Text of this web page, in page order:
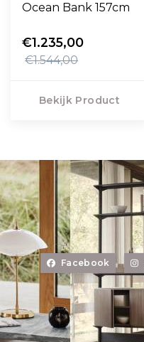
Ocean Bank 157cm
€1.235,00
€1.544,00
Bekijk Product
Facebook